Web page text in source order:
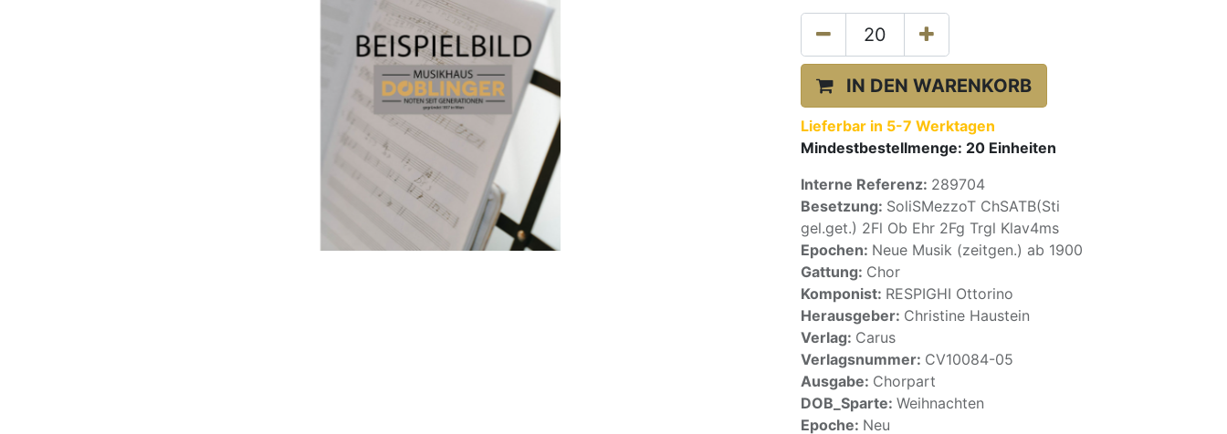
IN DEN WARENKORB
Lieferbar in 5-7 Werktagen
Mindestbestellmenge: 20 Einheiten
Interne Referenz: 289704
Besetzung: SoliSMezzoT ChSATB(Sti
gel.get.) 2Fl Ob Ehr 2Fg Trgl Klav4ms
Epochen: Neue Musik (zeitgen.) ab 1900
Gattung: Chor
Komponist: RESPIGHI Ottorino
Herausgeber: Christine Haustein
Verlag: Carus
Verlagsnummer: CV10084-05
Ausgabe: Chorpart
DOB_Sparte: Weihnachten
Epoche: Neu